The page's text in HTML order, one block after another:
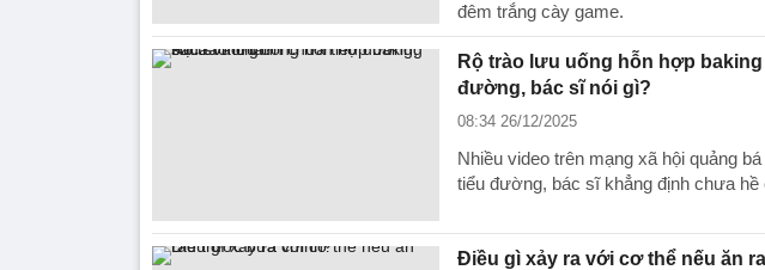
đêm trắng cày game.
Rộ trào lưu uống hỗn hợp
đường, bác sĩ nói gì?
08:34 26/12/2025
Nhiều video trên mạng xã hội quảng
tiểu đường, bác sĩ khẳng định chưa
Điều gì xảy ra với cơ thể nếu ăn